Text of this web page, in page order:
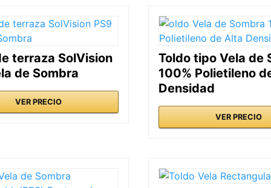
terraza SolVision
de Sombra
VER PRECIO
Toldo tipo Vela de
100% Polietileno
Densidad
VER PRECIO